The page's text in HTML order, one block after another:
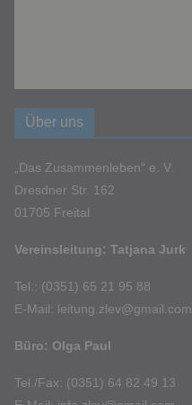
Über uns
„Das Zusammenleben“ e. V.
Dresdner Str. 162
01705 Freital
Vereinsleitung: Tatjana Jurk
Tel.: (0351) 65 21 95 88
E-Mail: leitung.zlev@gmail.com
Büro: Olga Paul
Tel./Fax: (0351) 64 82 49 13